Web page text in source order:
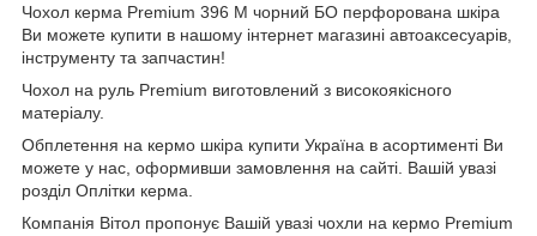
Чохол керма Premium 396 M чорний БО перфорована шкіра
Ви можете купити в нашому інтернет магазині автоаксесуарів,
інструменту та запчастин!
Чохол на руль Premium виготовлений з високоякісного
матеріалу.
Обплетення на кермо шкіра купити Україна в асортименті Ви
можете у нас, оформивши замовлення на сайті. Вашій увазі
розділ Оплітки керма.
Компанія Вітол пропонує Вашій увазі чохли на кермо Premium